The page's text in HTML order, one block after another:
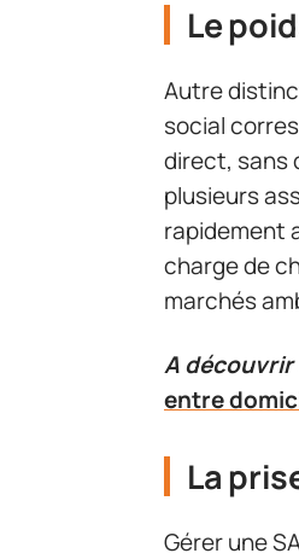
Le
Autre
social
direct, sans
plusieurs
rapidement
charge de
marchés
A
entre
La
Gérer une